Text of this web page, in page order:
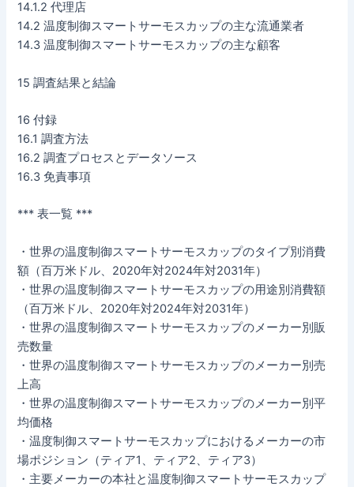
14.1.2 代理店
14.2 温度制御スマートサーモスカップの主な流通業者
14.3 温度制御スマートサーモスカップの主な顧客
15 調査結果と結論
16 付録
16.1 調査方法
16.2 調査プロセスとデータソース
16.3 免責事項
*** 表一覧 ***
・世界の温度制御スマートサーモスカップのタイプ別消費
額（百万米ドル、2020年対2024年対2031年）
・世界の温度制御スマートサーモスカップの用途別消費額
（百万米ドル、2020年対2024年対2031年）
・世界の温度制御スマートサーモスカップのメーカー別販
売数量
・世界の温度制御スマートサーモスカップのメーカー別売
上高
・世界の温度制御スマートサーモスカップのメーカー別平
均価格
・温度制御スマートサーモスカップにおけるメーカーの市
場ポジション（ティア1、ティア2、ティア3）
・主要メーカーの本社と温度制御スマートサーモスカップ